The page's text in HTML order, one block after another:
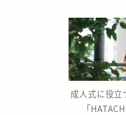
成人式に役立
「